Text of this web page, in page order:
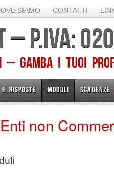
SIAMO CONTATTI
– P.IVA:
I TUOI
RISPOSTE MODULI SCADENZE
non